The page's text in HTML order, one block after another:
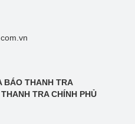
BÁO THANH TRA
TRA CHÍNH PHỦ